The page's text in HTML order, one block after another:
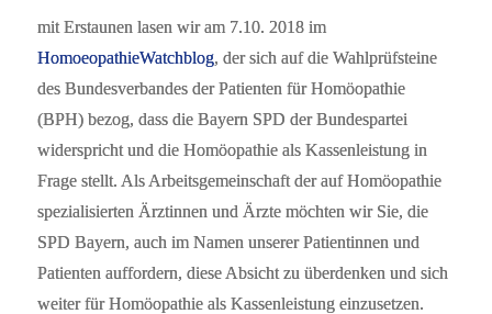
mit Erstaunen lasen wir am 7.10. 2018 im
HomoeopathieWatchblog, der sich auf die Wahlprüfsteine
des Bundesverbandes der Patienten für Homöopathie
(BPH) bezog, dass die Bayern SPD der Bundespartei
widerspricht und die Homöopathie als Kassenleistung in
Frage stellt. Als Arbeitsgemeinschaft der auf Homöopathie
spezialisierten Ärztinnen und Ärzte möchten wir Sie, die
SPD Bayern, auch im Namen unserer Patientinnen und
Patienten auffordern, diese Absicht zu überdenken und sich
weiter für Homöopathie als Kassenleistung einzusetzen.